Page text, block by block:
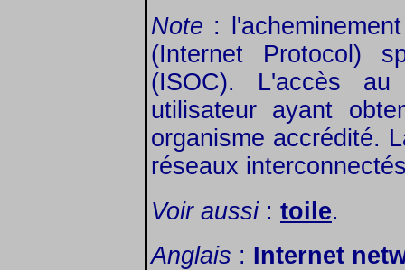
Note :
(Internet Protocol)
(ISOC). L'accès
utilisateur ayant
organisme accrédité.
réseaux
Voir aussi: toile.
Anglais : Internet